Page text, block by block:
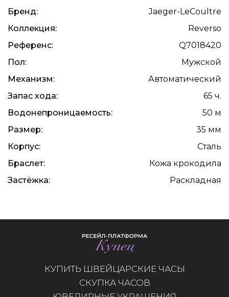
Бренд:
Jaeger-LeCoultre
Коллекция:
Reverso
Референс:
Q7018420
Пол:
Мужской
Механизм:
Автоматический
Запас хода:
65 ч.
Водонепроницаемость:
50 м
Размер:
35 мм
Корпус:
Сталь
Браслет:
Кожа крокодила
Застёжка:
Раскладная
КУПИТЬ ШВЕЙЦАРСКИЕ ЧАСЫ
СКУПКА ЧАСОВ